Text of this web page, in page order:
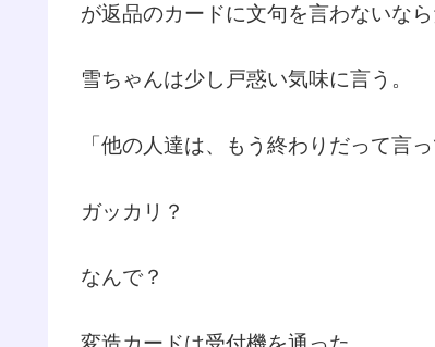
が返品のカードに文句を言わないな
雪ちゃんは少し戸惑い気味に言う。
「他の人達は、もう終わりだって言
ガッカリ？
なんで？